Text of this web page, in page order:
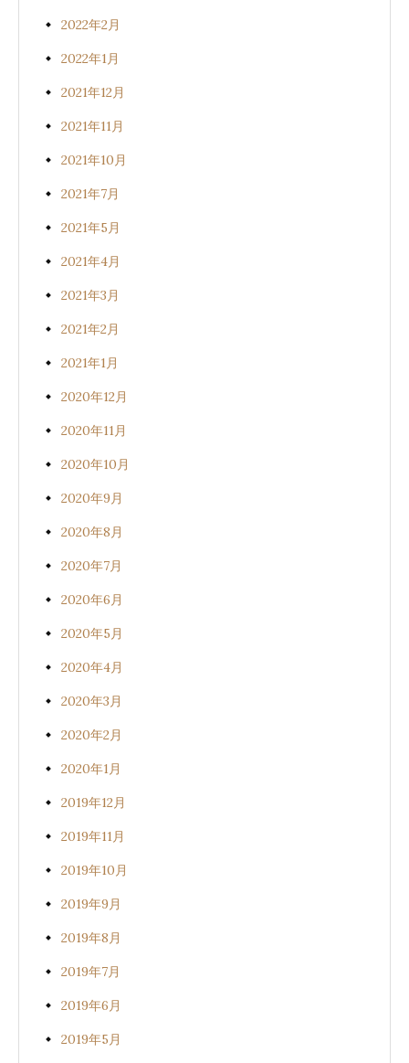
2022年2月
2022年1月
2021年12月
2021年11月
2021年10月
2021年7月
2021年5月
2021年4月
2021年3月
2021年2月
2021年1月
2020年12月
2020年11月
2020年10月
2020年9月
2020年8月
2020年7月
2020年6月
2020年5月
2020年4月
2020年3月
2020年2月
2020年1月
2019年12月
2019年11月
2019年10月
2019年9月
2019年8月
2019年7月
2019年6月
2019年5月